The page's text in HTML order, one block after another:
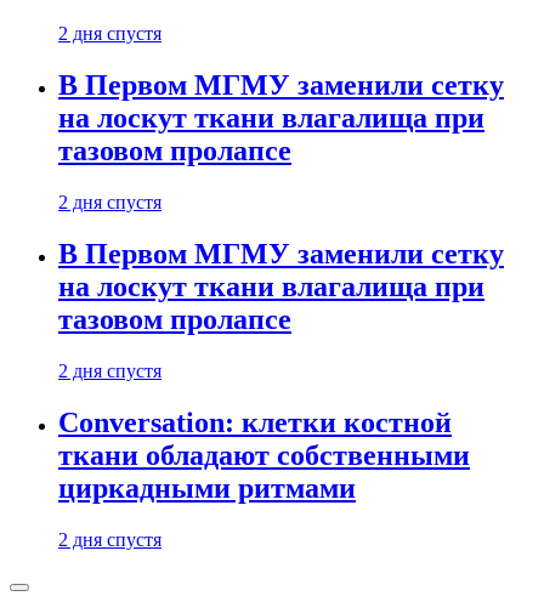
2 дня спустя
В Первом МГМУ заменили сетку
на лоскут ткани влагалища при
тазовом пролапсе
2 дня спустя
В Первом МГМУ заменили сетку
на лоскут ткани влагалища при
тазовом пролапсе
2 дня спустя
Conversation: клетки костной
ткани обладают собственными
циркадными ритмами
2 дня спустя